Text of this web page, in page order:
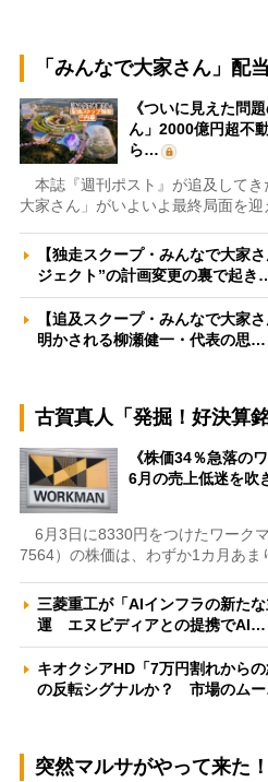
「みんなで大家さん」配
《ついに見えた問
ん」2000億円超不
ら…
本誌『週刊ポスト』が追及してき
大家さん」がいよいよ最終局面を迎
【独走スクープ・みんなで大家
ジェクト”の計画変更の裏で起き
【追及スクープ・みんなで大家
明かされる柳瀬健一・代表の思…
古賀真人「発掘！好決算銘
《株価34％急落の
6月の売上低迷を吹
6月3日に8330円をつけたワーク
7564）の株価は、わずか1カ月あま
三菱重工が「AIインフラの新た
運 エヌビディアとの提携でAI…
キオクシアHD「7万円割れから
の反転シグナルか？ 市場のム
突然マルサがやって来た！